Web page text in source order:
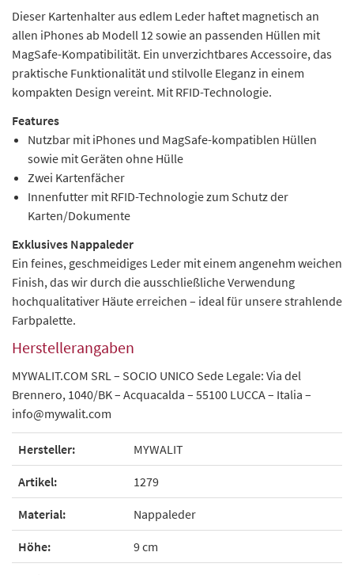
Dieser Kartenhalter aus edlem Leder haftet magnetisch an
allen iPhones ab Modell 12 sowie an passenden Hüllen mit
MagSafe-Kompatibilität. Ein unverzichtbares Accessoire, das
praktische Funktionalität und stilvolle Eleganz in einem
kompakten Design vereint. Mit RFID-Technologie.
Features
Nutzbar mit iPhones und MagSafe-kompatiblen Hüllen
sowie mit Geräten ohne Hülle
Zwei Kartenfächer
Innenfutter mit RFID-Technologie zum Schutz der
Karten/Dokumente
Exklusives Nappaleder
Ein feines, geschmeidiges Leder mit einem angenehm weichen
Finish, das wir durch die ausschließliche Verwendung
hochqualitativer Häute erreichen – ideal für unsere strahlende
Farbpalette.
Herstellerangaben
MYWALIT.COM SRL – SOCIO UNICO Sede Legale: Via del
Brennero, 1040/BK – Acquacalda – 55100 LUCCA – Italia –
info@mywalit.com
Hersteller: MYWALIT
Artikel: 1279
Material: Nappaleder
Höhe: 9 cm